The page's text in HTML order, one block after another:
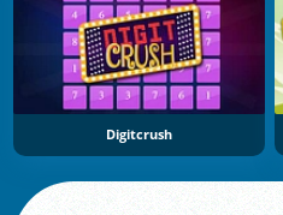
Digitcrush